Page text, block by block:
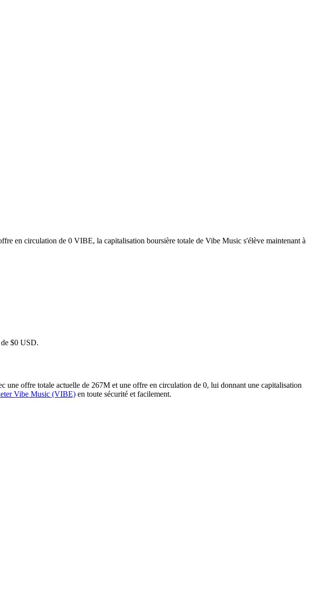
en circulation de 0 VIBE, la capitalisation boursière totale de Vibe Music s'élève maintenant à
$0 USD.
offre totale actuelle de 267M et une offre en circulation de 0, lui donnant une capitalisation
Vibe Music (VIBE) en toute sécurité et facilement.